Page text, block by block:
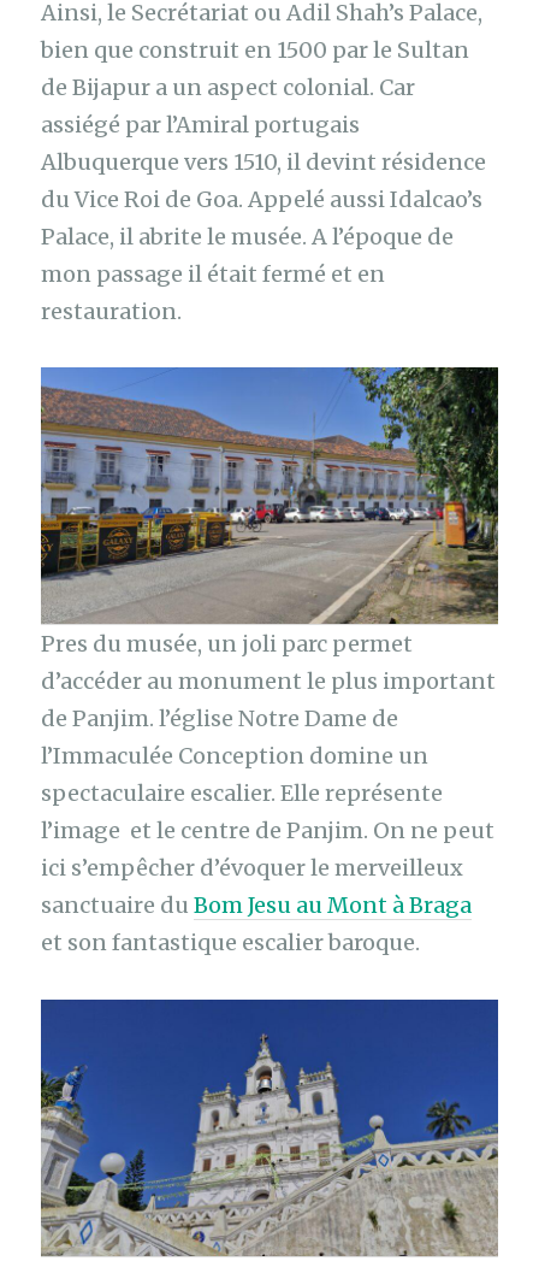
Ainsi, le Secrétariat ou Adil Shah’s Palace,
bien que construit en 1500 par le Sultan
de Bijapur a un aspect colonial. Car
assiégé par l’Amiral portugais
Albuquerque vers 1510, il devint résidence
du Vice Roi de Goa. Appelé aussi Idalcao’s
Palace, il abrite le musée. A l’époque de
mon passage il était fermé et en
restauration.
Pres du musée, un joli parc permet
d’accéder au monument le plus important
de Panjim. l’église Notre Dame de
l’Immaculée Conception domine un
spectaculaire escalier. Elle représente
l’image et le centre de Panjim. On ne peut
ici s’empêcher d’évoquer le merveilleux
sanctuaire duBom Jesu au Mont à Braga
et son fantastique escalier baroque.